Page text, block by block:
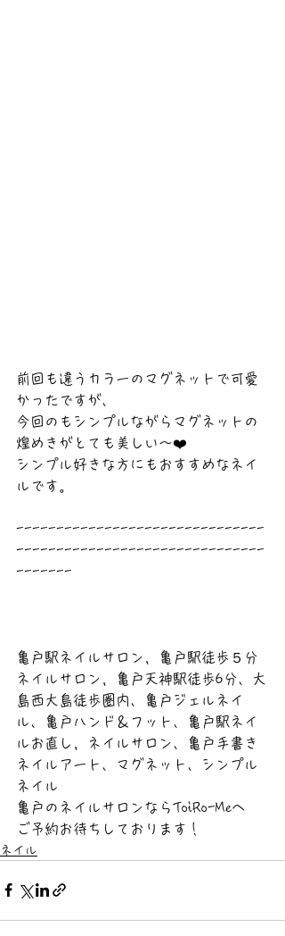
前回も違うカラーのマグネットで可愛
かったですが、
今回のもシンプルながらマグネットの
煌めきがとても美しい〜❤️
シンプル好きな方にもおすすめなネイ
ルです。
-------------------------------
-------------------------------
-------
亀戸駅ネイルサロン，亀戸駅徒歩５分
ネイルサロン，亀戸天神駅徒歩6分、大
島西大島徒歩圏内、亀戸ジェルネイ
ル、亀戸ハンド＆フット、亀戸駅ネイ
ルお直し，ネイルサロン、亀戸手書き
ネイルアート、マグネット、シンプル
ネイル
亀戸のネイルサロンならToiRo-Meへ
ご予約お待ちしております！
ネイル